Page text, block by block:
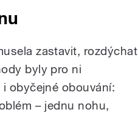
zastavit,
byly pro ni
obyčejné obouvání:
– jednu nohu,